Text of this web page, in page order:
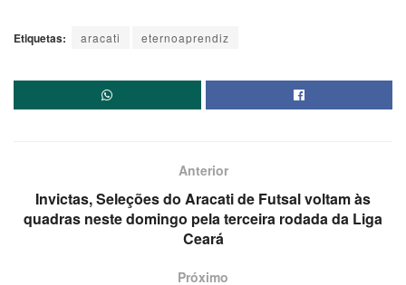
Etiquetas: aracati eternoaprendiz
Anterior
Invictas, Seleções do Aracati de Futsal voltam às
quadras neste domingo pela terceira rodada da Liga
Ceará
Próximo